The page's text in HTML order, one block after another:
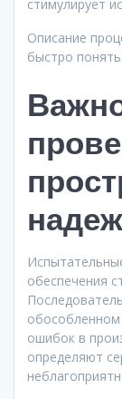
стимулирует
Описание
быстро
обеспечения
ошибок в
определяют